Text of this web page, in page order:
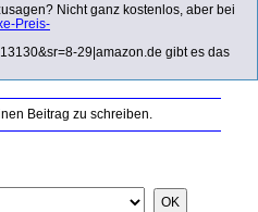
OK
Nicht ganz kostenlos, aber bei
Preis-
29|amazon.de gibt es das
Beitrag zu schreiben.